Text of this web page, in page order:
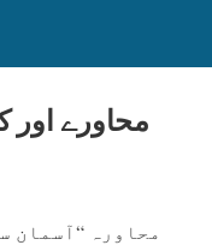
محاورے اور